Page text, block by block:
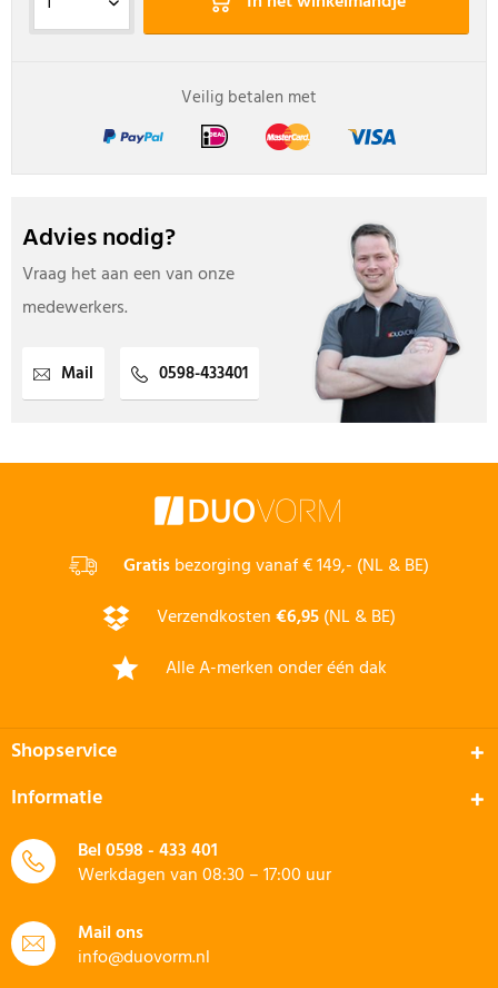
Veilig betalen met
Advies nodig?
Vraag het aan een van onze
medewerkers.
Mail 0598-433401
Gratisbezorging vanaf € 149,- (NL & BE)
Verzendkosten€6,95(NL & BE)
Alle A-merken onder één dak
Shopservice
Informatie
Bel0598 - 433 401
Werkdagen van 08:30 – 17:00 uur
Mail ons
info@duovorm.nl